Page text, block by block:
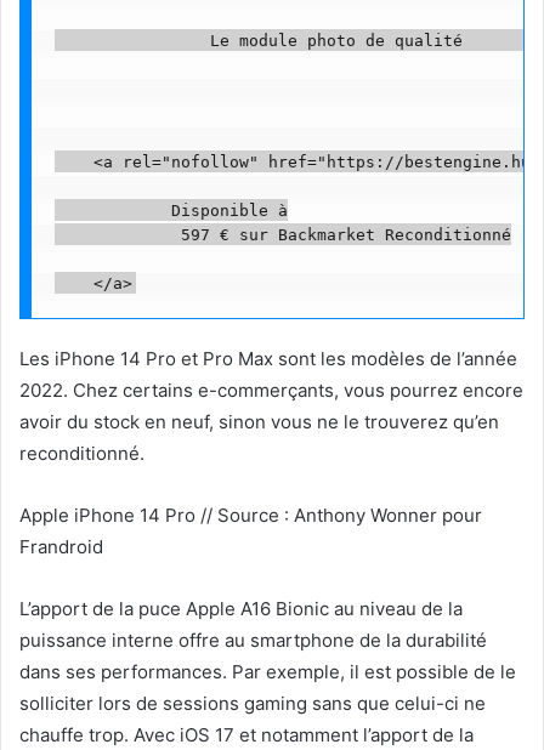
Le module photo de
<a rel="nofollow" href="https://
            Disponible à
             597 € sur Backmarket Reconditionné
    </a>
Les iPhone 14 Pro et Pro Max sont les modèles de l’année
2022. Chez certains e-commerçants, vous pourrez encore
avoir du stock en neuf, sinon vous ne le trouverez qu’en
reconditionné.
Apple iPhone 14 Pro // Source : Anthony Wonner pour
Frandroid
L’apport de la puce Apple A16 Bionic au niveau de la
puissance interne offre au smartphone de la durabilité
dans ses performances. Par exemple, il est possible de le
solliciter lors de sessions gaming sans que celui-ci ne
chauffe trop. Avec iOS 17 et notamment l’apport de la